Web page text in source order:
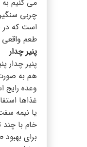
می کنیم
چربی
است که در
طعم واقعی
پنیر چدار
پنیر چدار
هم به
وعده
غذاها
یا نیمه
خام با
برای